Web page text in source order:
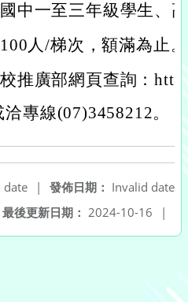
中一至三年級學生、
人/梯次，額滿為止。
推廣部網頁查詢：
專線(07)3458212。
發佈日期： Invalid date
date
|
最後更新日期： 2024-10-16 |